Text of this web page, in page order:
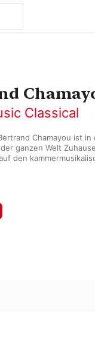
Classical
Chamayou ist
ganzen Welt
den
Victoires de la